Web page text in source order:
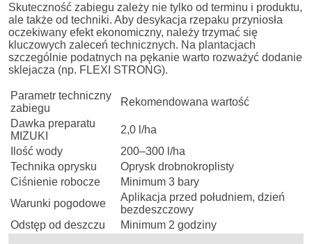
Skuteczność zabiegu zależy nie tylko od terminu i produktu,
ale także od techniki. Aby desykacja rzepaku przyniosła
oczekiwany efekt ekonomiczny, należy trzymać się
kluczowych zaleceń technicznych. Na plantacjach
szczególnie podatnych na pękanie warto rozważyć dodanie
sklejacza (np. FLEXI STRONG).
Parametr techniczny
zabiegu
Rekomendowana wartość
Dawka preparatu
MIZUKI
2,0 l/ha
Ilość wody
200–300 l/ha
Technika oprysku
Oprysk drobnokroplisty
Ciśnienie robocze
Minimum 3 bary
Warunki pogodowe
Aplikacja przed południem, dzień
bezdeszczowy
Odstęp od deszczu
Minimum 2 godziny